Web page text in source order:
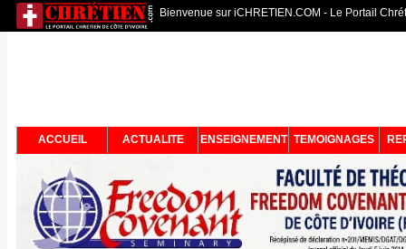
Bienvenue sur iCHRETIEN.COM - Le Portail
ACCUEIL ACTUALITE ENSEIGNEMENT TEMOIGNAGES